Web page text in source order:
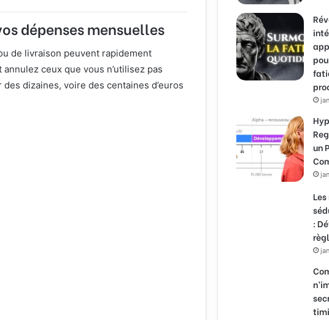
dépenses mensuelles
de livraison peuvent rapidement
ceux que vous n’utilisez pas
dizaines, voire des centaines d’euros
un
: